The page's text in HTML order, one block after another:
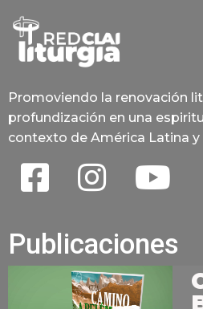
Promoviendo la renovación
profundización en una
contexto de América Latina y
Publicaciones